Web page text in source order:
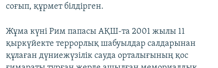
соғып, құрмет білдірген.
Жұма күні Рим папасы АҚШ-та 2001 жылы 11
қыркүйекте террорлық шабуылдар салдарынан
құлаған дүниежүзілік сауда орталығының қос